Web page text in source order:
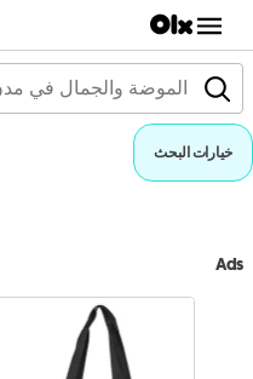
خيارات البحث
Ads